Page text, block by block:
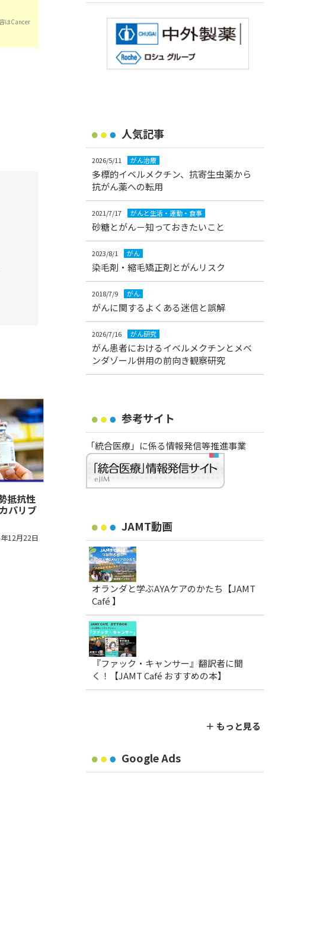
はCancer
抵抗性
パリブ
12月22日
人気記事
2026/5/11 がん治療
多標的イベルメクチン、抗寄生虫薬から
抗がん薬への転用
2021/7/17 がんと生活・運動・食事
砂糖とがん－知っておきたいこと
2023/8/1 がん
染毛剤・縮毛矯正剤とがんリスク
2018/7/9 がん
がんに関するよくある迷信と誤解
2026/7/16 がん研究
がん患者におけるイベルメクチンとメベ
ンダゾール併用の前向き観察研究
参考サイト
「統合医療」に係る情報発信等推進事業
JAMT動画
オランダと学ぶAYAケアのかたち【JAMT
Café 】
『ファック・キャンサー』翻訳者に聞
く！【JAMT Café おすすめの本】
＋ もっと見る
Google Ads